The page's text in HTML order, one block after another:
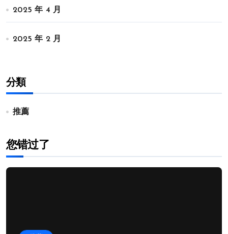
2025 年 4 月
2025 年 2 月
分類
推薦
您错过了